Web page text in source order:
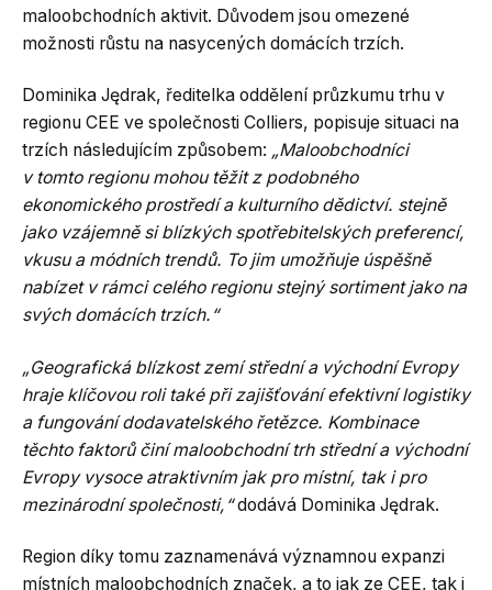
maloobchodních aktivit. Důvodem jsou omezené
možnosti růstu na nasycených domácích trzích.
Dominika Jędrak, ředitelka oddělení průzkumu trhu v
regionu CEE ve společnosti Colliers, popisuje situaci na
trzích následujícím způsobem: „Maloobchodníci
v tomto regionu mohou těžit z podobného
ekonomického prostředí a kulturního dědictví. stejně
jako vzájemně si blízkých spotřebitelských preferencí,
vkusu a módních trendů. To jim umožňuje úspěšně
nabízet v rámci celého regionu stejný sortiment jako na
svých domácích trzích.“
„Geografická blízkost zemí střední a východní Evropy
hraje klíčovou roli také při zajišťování efektivní logistiky
a fungování dodavatelského řetězce. Kombinace
těchto faktorů činí maloobchodní trh střední a východní
Evropy vysoce atraktivním jak pro místní, tak i pro
mezinárodní společnosti,“dodává Dominika Jędrak.
Region díky tomu zaznamenává významnou expanzi
místních maloobchodních značek, a to jak ze CEE, tak i